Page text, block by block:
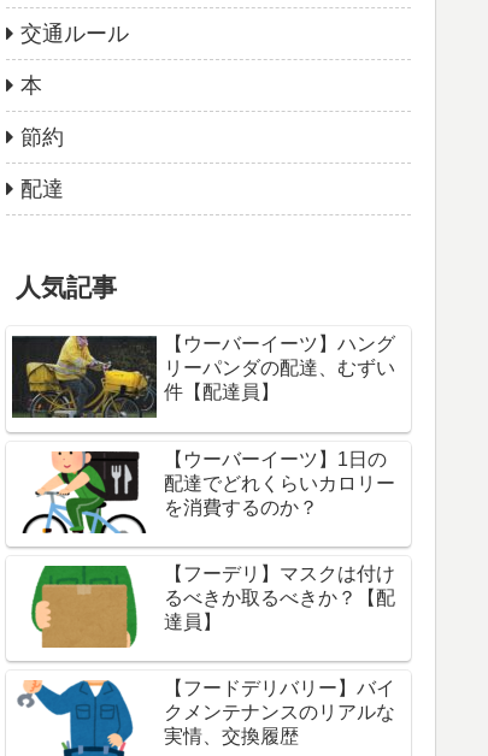
交通ルール
本
節約
配達
人気記事
【ウーバーイーツ】ハング
リーパンダの配達、むずい
件【配達員】
【ウーバーイーツ】1日の
配達でどれくらいカロリー
を消費するのか？
【フーデリ】マスクは付け
るべきか取るべきか？【配
達員】
【フードデリバリー】バイ
クメンテナンスのリアルな
実情、交換履歴